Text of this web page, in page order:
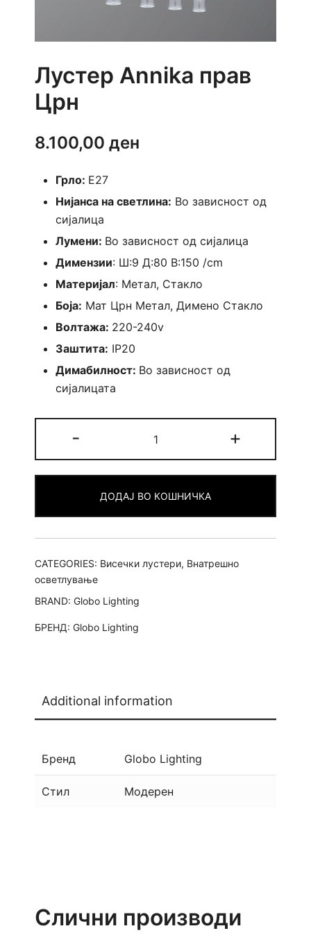
Лустер Annika прав
Црн
8.100,00 ден
Грло: E27
Нијанса на светлина: Во зависност од
сијалица
Лумени: Во зависност од сијалица
Димензии: Ш:9 Д:80 В:150 /cm
Материјал: Метал, Стакло
Боја: Мат Црн Метал, Димено Стакло
Волтажа: 220-240v
Заштита: IP20
Димабилност: Во зависност од
сијалицата
-
Annika
прав
quantity
+
ДОДАЈ ВО КОШНИЧКА
CATEGORIES: Висечки лустери, Внатрешно
осветлување
BRAND: Globo Lighting
БРЕНД: Globo Lighting
Additional information
Бренд Globo Lighting
Стил Модерен
Слични производи